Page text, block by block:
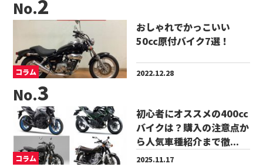
No.
コラム
おしゃれでかっこいい
50cc原付バイク7選！
2022.12.28
No.
コラム
初心者にオススメの400cc
バイクは？購入の注意点か
ら人気車種紹介まで徹...
2025.11.17